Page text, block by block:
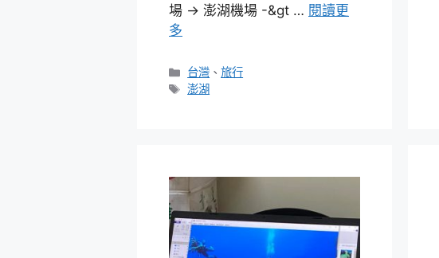
場 -> 澎湖機場 -&gt … 閱讀更
多
分
類
台灣 、旅行
標
澎湖